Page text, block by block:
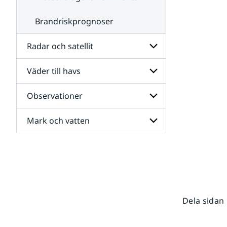
Brandriskprognoser
Radar och satellit
Undersidor
för
Radar
och
satellit
Väder till havs
Undersidor
för
Väder
till
havs
Observationer
Undersidor
för
Mark och vatten
Dela sidan